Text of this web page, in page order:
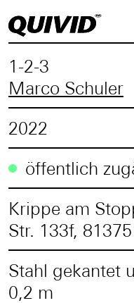
1-2-3
Marco Schuler
2022
öffentlich
Krippe am
Str. 133f,
Stahl gekantet
0,2 m